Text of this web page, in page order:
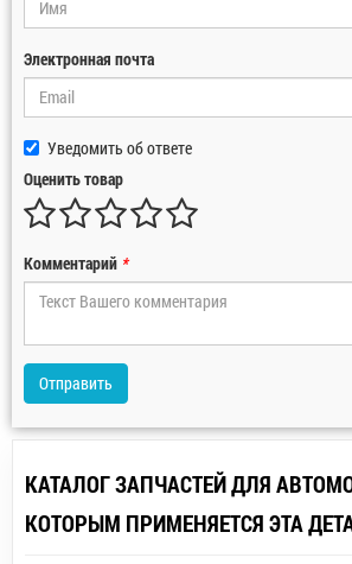
Электронная почта
Уведомить об ответе
Оценить товар
Комментарий *
Отправить
КАТАЛОГ ЗАПЧАСТЕЙ ДЛЯ
КОТОРЫМ ПРИМЕНЯЕТСЯ ЭТА